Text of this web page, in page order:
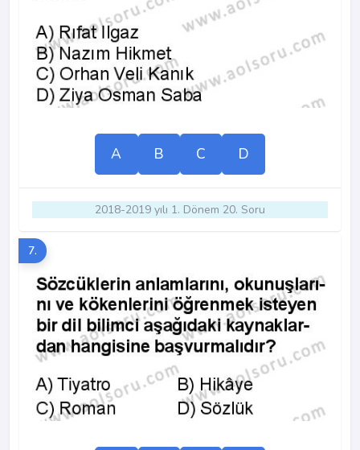
A B C D
2018-2019 yılı 1. Dönem 20. Soru
7.